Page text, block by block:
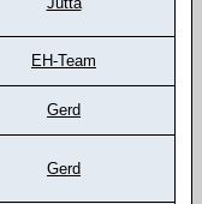
EH-Team
Gerd
Gerd